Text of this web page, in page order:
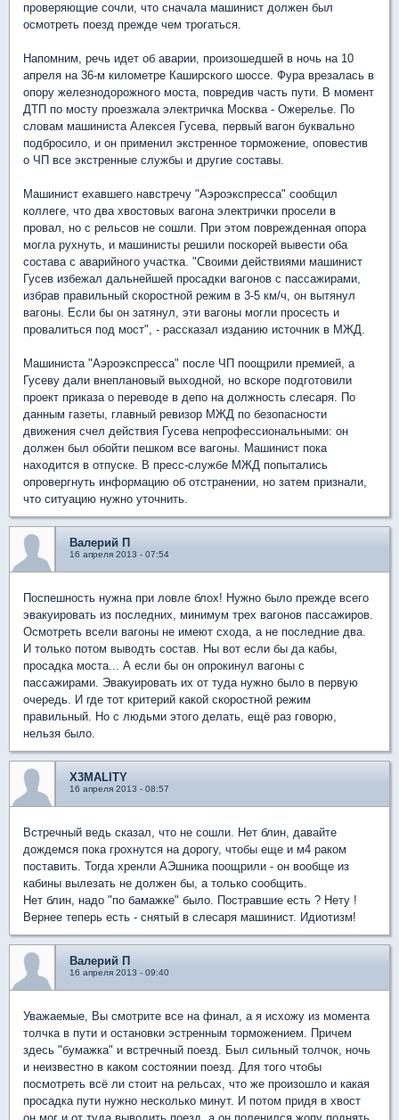
проверяющие сочли, что сначала машинист должен был
осмотреть поезд прежде чем трогаться.
Напомним, речь идет об аварии, произошедшей в ночь на 10
апреля на 36-м километре Каширского шоссе. Фура врезалась в
опору железнодорожного моста, повредив часть пути. В момент
ДТП по мосту проезжала электричка Москва - Ожерелье. По
словам машиниста Алексея Гусева, первый вагон буквально
подбросило, и он применил экстренное торможение, оповестив
о ЧП все экстренные службы и другие составы.
Машинист ехавшего навстречу "Аэроэкспресса" сообщил
коллеге, что два хвостовых вагона электрички просели в
провал, но с рельсов не сошли. При этом поврежденная опора
могла рухнуть, и машинисты решили поскорей вывести оба
состава с аварийного участка. "Своими действиями машинист
Гусев избежал дальнейшей просадки вагонов с пассажирами,
избрав правильный скоростной режим в 3-5 км/ч, он вытянул
вагоны. Если бы он затянул, эти вагоны могли просесть и
провалиться под мост", - рассказал изданию источник в МЖД.
Машиниста "Аэроэкспресса" после ЧП поощрили премией, а
Гусеву дали внеплановый выходной, но вскоре подготовили
проект приказа о переводе в депо на должность слесаря. По
данным газеты, главный ревизор МЖД по безопасности
движения счел действия Гусева непрофессиональными: он
должен был обойти пешком все вагоны. Машинист пока
находится в отпуске. В пресс-службе МЖД попытались
опровергнуть информацию об отстранении, но затем признали,
что ситуацию нужно уточнить.
Валерий П
16 апреля 2013 - 07:54
Поспешность нужна при ловле блох! Нужно было прежде всего
эвакуировать из последних, минимум трех вагонов пассажиров.
Осмотреть всели вагоны не имеют схода, а не последние два.
И только потом выводть состав. Ны вот если бы да кабы,
просадка моста... А если бы он опрокинул вагоны с
пассажирами. Эвакуировать их от туда нужно было в первую
очередь. И где тот критерий какой скоростной режим
правильный. Но с людьми этого делать, ещё раз говорю,
нельзя было.
X3MALITY
16 апреля 2013 - 08:57
Встречный ведь сказал, что не сошли. Нет блин, давайте
дождемся пока грохнутся на дорогу, чтобы еще и м4 раком
поставить. Тогда хренли АЭшника поощрили - он вообще из
кабины вылезать не должен бы, а только сообщить.
Нет блин, надо "по бамажке" было. Постравшие есть ? Нету !
Вернее теперь есть - снятый в слесаря машинист. Идиотизм!
Валерий П
16 апреля 2013 - 09:40
Уважаемые, Вы смотрите все на финал, а я исхожу из момента
толчка в пути и остановки эстренным торможением. Причем
здесь "бумажка" и встречный поезд. Был сильный толчок, ночь
и неизвестно в каком состоянии поезд. Для того чтобы
посмотреть всё ли стоит на рельсах, что же произошло и какая
просадка пути нужно несколько минут. И потом придя в хвост